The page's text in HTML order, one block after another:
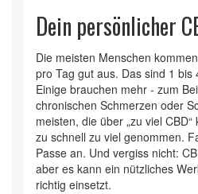
Dein persönlicher
Die meisten Menschen
pro Tag gut aus. Das sind 1 bis
Einige brauchen mehr - zum
chronischen Schmerzen oder
meisten, die über „zu viel
zu schnell zu viel genommen.
Passe an. Und vergiss nicht:
aber es kann ein nützliches
richtig einsetzt.